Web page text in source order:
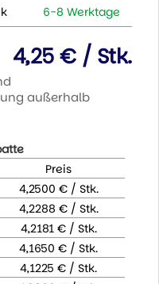
6-8 Werktage
4,25 € / Stk.
außerhalb
Preis
4,2500 € / Stk.
4,2288 € / Stk.
4,2181 € / Stk.
4,1650 € / Stk.
4,1225 € / Stk.